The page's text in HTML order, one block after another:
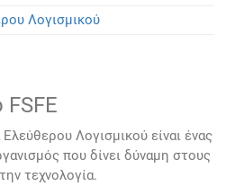
Λογισμικού
Λογισμικού είναι ένας
που δίνει δύναμη στους
τεχνολογία.